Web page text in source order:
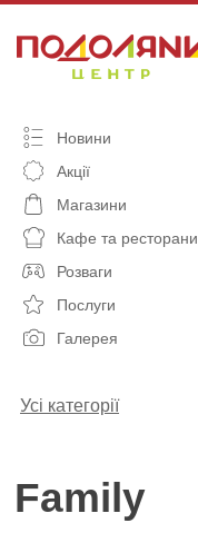
content
Новини
Акції
Магазини
Кафе та ресторани
Розваги
Послуги
Галерея
Усі категорії
Family